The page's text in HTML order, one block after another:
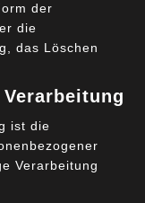
Kosten der
zur
Services wird
der
die
das Löschen
ist die
Verarbeitung